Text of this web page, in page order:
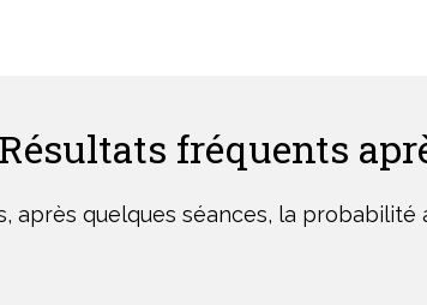
Résultats fréquents
après quelques séances, la probabilité